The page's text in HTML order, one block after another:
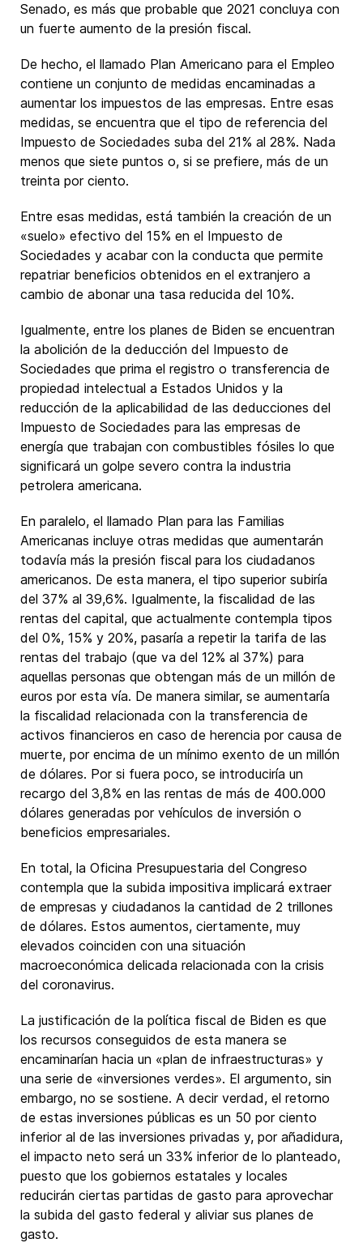
Senado, es más que probable que 2021 concluya con
un fuerte aumento de la presión fiscal.
De hecho, el llamado Plan Americano para el Empleo
contiene un conjunto de medidas encaminadas a
aumentar los impuestos de las empresas. Entre esas
medidas, se encuentra que el tipo de referencia del
Impuesto de Sociedades suba del 21% al 28%. Nada
menos que siete puntos o, si se prefiere, más de un
treinta por ciento.
Entre esas medidas, está también la creación de un
«suelo» efectivo del 15% en el Impuesto de
Sociedades y acabar con la conducta que permite
repatriar beneficios obtenidos en el extranjero a
cambio de abonar una tasa reducida del 10%.
Igualmente, entre los planes de Biden se encuentran
la abolición de la deducción del Impuesto de
Sociedades que prima el registro o transferencia de
propiedad intelectual a Estados Unidos y la
reducción de la aplicabilidad de las deducciones del
Impuesto de Sociedades para las empresas de
energía que trabajan con combustibles fósiles lo que
significará un golpe severo contra la industria
petrolera americana.
En paralelo, el llamado Plan para las Familias
Americanas incluye otras medidas que aumentarán
todavía más la presión fiscal para los ciudadanos
americanos. De esta manera, el tipo superior subiría
del 37% al 39,6%. Igualmente, la fiscalidad de las
rentas del capital, que actualmente contempla tipos
del 0%, 15% y 20%, pasaría a repetir la tarifa de las
rentas del trabajo (que va del 12% al 37%) para
aquellas personas que obtengan más de un millón de
euros por esta vía. De manera similar, se aumentaría
la fiscalidad relacionada con la transferencia de
activos financieros en caso de herencia por causa de
muerte, por encima de un mínimo exento de un millón
de dólares. Por si fuera poco, se introduciría un
recargo del 3,8% en las rentas de más de 400.000
dólares generadas por vehículos de inversión o
beneficios empresariales.
En total, la Oficina Presupuestaria del Congreso
contempla que la subida impositiva implicará extraer
de empresas y ciudadanos la cantidad de 2 trillones
de dólares. Estos aumentos, ciertamente, muy
elevados coinciden con una situación
macroeconómica delicada relacionada con la crisis
del coronavirus.
La justificación de la política fiscal de Biden es que
los recursos conseguidos de esta manera se
encaminarían hacia un «plan de infraestructuras» y
una serie de «inversiones verdes». El argumento, sin
embargo, no se sostiene. A decir verdad, el retorno
de estas inversiones públicas es un 50 por ciento
inferior al de las inversiones privadas y, por añadidura,
el impacto neto será un 33% inferior de lo planteado,
puesto que los gobiernos estatales y locales
reducirán ciertas partidas de gasto para aprovechar
la subida del gasto federal y aliviar sus planes de
gasto.